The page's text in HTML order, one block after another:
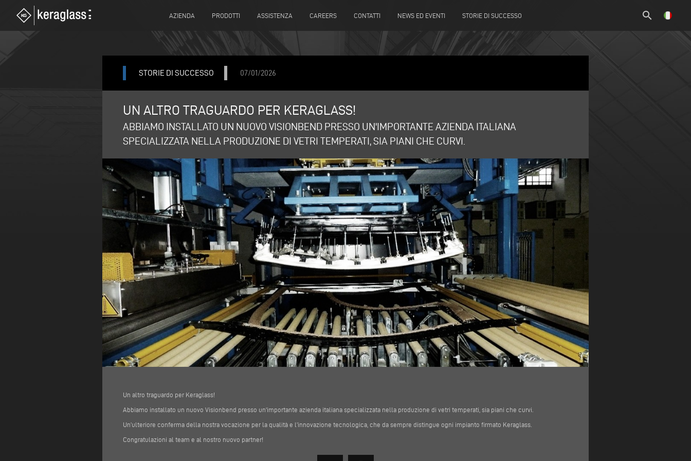
AZIENDA PRODOTTI ASSISTENZA CAREERS CONTATTI NEWS ED EVENTI STORIE DI SUCCESSO search
STORIE DI SUCCESSO 07/01/2026
UN ALTRO TRAGUARDO PER KERAGLASS!
ABBIAMO INSTALLATO UN NUOVO VISIONBEND PRESSO UN'IMPORTANTE AZIENDA ITALIANA
SPECIALIZZATA NELLA PRODUZIONE DI VETRI TEMPERATI, SIA PIANI CHE CURVI.
Un altro traguardo per Keraglass!
Abbiamo installato un nuovo Visionbend presso un'importante azienda italiana specializzata nella produzione di vetri temperati, sia piani che curvi.
Un’ulteriore conferma della nostra vocazione per la qualità e l’innovazione tecnologica, che da sempre distingue ogni impianto firmato Keraglass.
Congratulazioni al team e al nostro nuovo partner!